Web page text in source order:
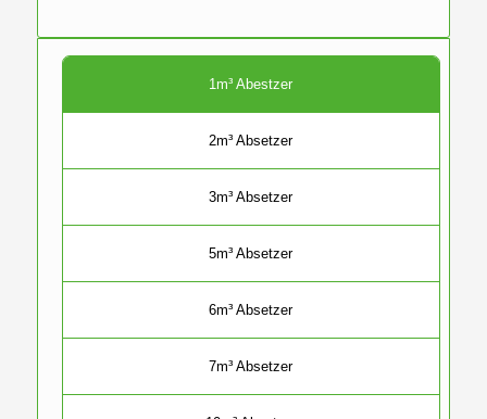
1m³ Abestzer
2m³ Absetzer
3m³ Absetzer
5m³ Absetzer
6m³ Absetzer
7m³ Absetzer